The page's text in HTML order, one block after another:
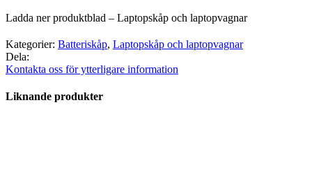
Ladda ner produktblad – Laptopskåp och laptopvagnar
Kategorier: Batteriskåp, Laptopskåp och laptopvagnar
Dela:
Kontakta oss för ytterligare information
Liknande produkter